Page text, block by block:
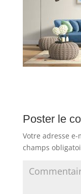
Poster le
Votre adresse
champs